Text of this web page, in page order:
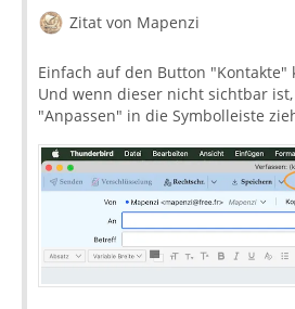
Zitat von Mapenzi
Einfach auf den Button "Kontakte"
Und wenn dieser nicht sichtbar
"Anpassen" in die Symbolleiste